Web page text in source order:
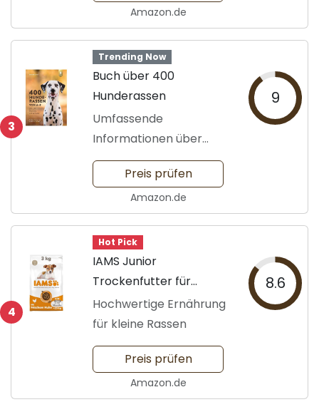
Amazon.de
3
Trending Now
Buch über 400
Hunderassen
Umfassende
Informationen über
Hunde
9
Preis prüfen
Amazon.de
4
Hot Pick
IAMS Junior
Trockenfutter für
Welpen
Hochwertige Ernährung
für kleine Rassen
8.6
Preis prüfen
Amazon.de